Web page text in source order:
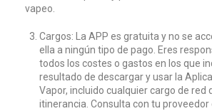
vapeo.
Cargos: La APP es gratuita y no se
ella a ningún tipo de pago. Eres
todos los costes o gastos en los que
resultado de descargar y usar la
Vapor, incluido cualquier cargo de red
itinerancia. Consulta con tu proveedor